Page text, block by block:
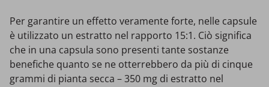
Per garantire un effetto veramente forte, nelle capsule
è utilizzato un estratto nel rapporto 15:1. Ciò significa
che in una capsula sono presenti tante sostanze
benefiche quanto se ne otterrebbero da più di cinque
grammi di pianta secca – 350 mg di estratto nel